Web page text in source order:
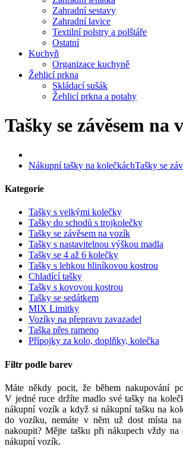
Zahradní sestavy
Zahradní lavice
Textilní polstry a polštáře
Ostatní
Kuchyň
Organizace kuchyně
Žehlicí prkna
Skládací sušák
Žehlicí prkna a potahy
Tašky se závěsem na
Nákupní tašky na kolečkáchTašky se
Kategorie
Tašky s velkými kolečky
Tašky do schodů s trojkolečky
Tašky se závěsem na vozík
Tašky s nastavitelnou výškou madla
Tašky se 4 až 6 kolečky
Tašky s lehkou hliníkovou kostrou
Chladící tašky
Tašky s kovovou kostrou
Tašky se sedátkem
MIX Limitky
Vozíky na přepravu zavazadel
Taška přes rameno
Přípojky za kolo, doplňky, kolečka
Filtr podle barev
Máte někdy pocit, že během nakupování
V jedné ruce držíte madlo své tašky na
nákupní vozík a když si nákupní tašku na
do vozíku, nemáte v něm už dost místa
nakoupit? Mějte tašku při nákupech vždy na
nákupní vozík.